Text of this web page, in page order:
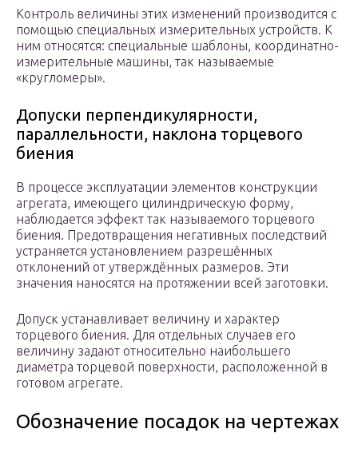
Контроль величины этих изменений производится с
помощью специальных измерительных устройств. К
ним относятся: специальные шаблоны, координатно-
измерительные машины, так называемые
«кругломеры».
Допуски перпендикулярности,
параллельности, наклона торцевого
биения
В процессе эксплуатации элементов конструкции
агрегата, имеющего цилиндрическую форму,
наблюдается эффект так называемого торцевого
биения. Предотвращения негативных последствий
устраняется установлением разрешённых
отклонений от утверждённых размеров. Эти
значения наносятся на протяжении всей заготовки.
Допуск устанавливает величину и характер
торцевого биения. Для отдельных случаев его
величину задают относительно наибольшего
диаметра торцевой поверхности, расположенной в
готовом агрегате.
Обозначение посадок на чертежах